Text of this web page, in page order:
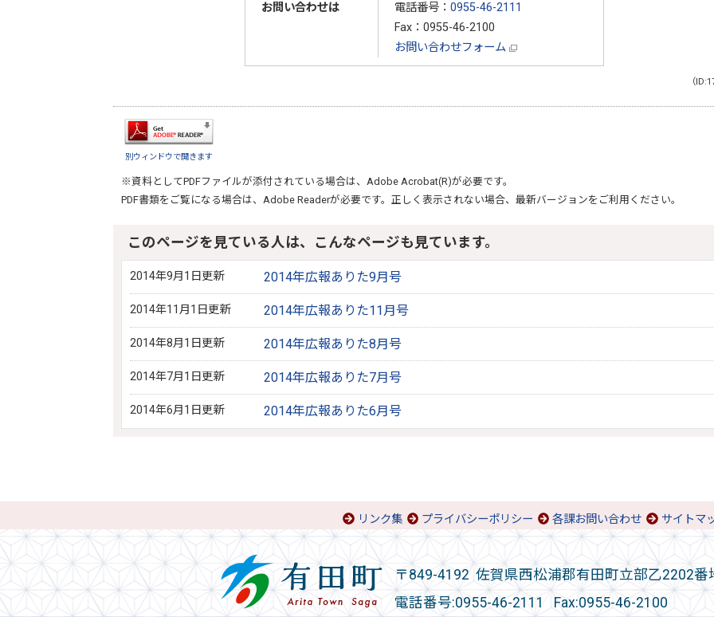
お問い合わせは
電話番号： 0955-46-2111
Fax：0955-46-2100
お問い合わせフォーム
（
別ウィンドウで開きます
※資料としてPDFファイルが添付されている場合は、 Adobe Acrobat(R)が必要です。
PDF書類をご覧になる場合は、 Adobe Readerが必要です。正しく表示されない場合、最新バージョンをご利用ください。
このページを見ている人は、こんなページも見ています。
2014年9月1日更新 2014年広報ありた9月号
2014年11月1日更新 2014年広報ありた11月号
2014年8月1日更新 2014年広報ありた8月号
2014年7月1日更新 2014年広報ありた7月号
2014年6月1日更新 2014年広報ありた6月号
リンク集 プライバシーポリシー 各課お問い合わせ サイトマ
〒849-4192 佐賀県西松浦郡有田町立部乙2202番
電話番号:0955-46-2111 Fax:0955-46-2100